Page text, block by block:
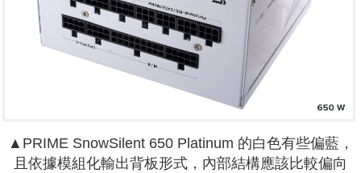
▲PRIME SnowSilent 650 Platinum 的白色有些偏藍，
且依據模組化輸出背板形式，內部結構應該比較偏向